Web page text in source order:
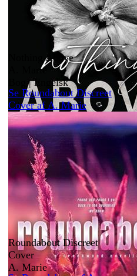
Nothing Above
A. Marie
Bog | Engelsk
Se Roundabout Discreet
Cover af A. Marie
Roundabout Discreet
Cover
A. Marie